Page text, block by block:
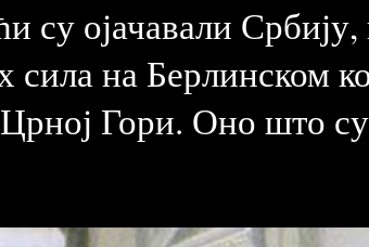
ојачавали Србију,
на Берлинском
Црној Гори. Оно што